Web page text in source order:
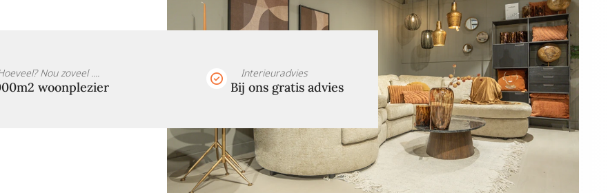
Nou zoveel ....
woonplezier
Interieuradvies
Bij ons gratis advies